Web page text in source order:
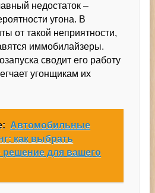
недостаток –
угона. В
от такой неприятности,
иммобилайзеры.
сводит его работу
угонщикам их
Автомобильные
как выбрать
для вашего